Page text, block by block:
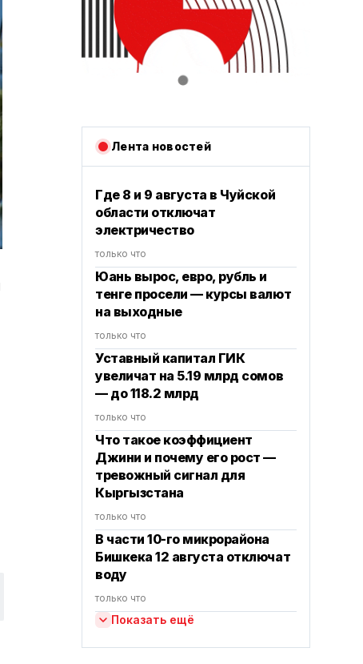
Лента новостей
Где 8 и 9 августа в Чуйской
области отключат
электричество
только что
Юань вырос, евро, рубль и
тенге просели — курсы валют
на выходные
только что
Уставный капитал ГИК
увеличат на 5.19 млрд сомов
— до 118.2 млрд
только что
Что такое коэффициент
Джини и почему его рост —
тревожный сигнал для
Кыргызстана
только что
В части 10-го микрорайона
Бишкека 12 августа отключат
воду
только что
Показать ещё